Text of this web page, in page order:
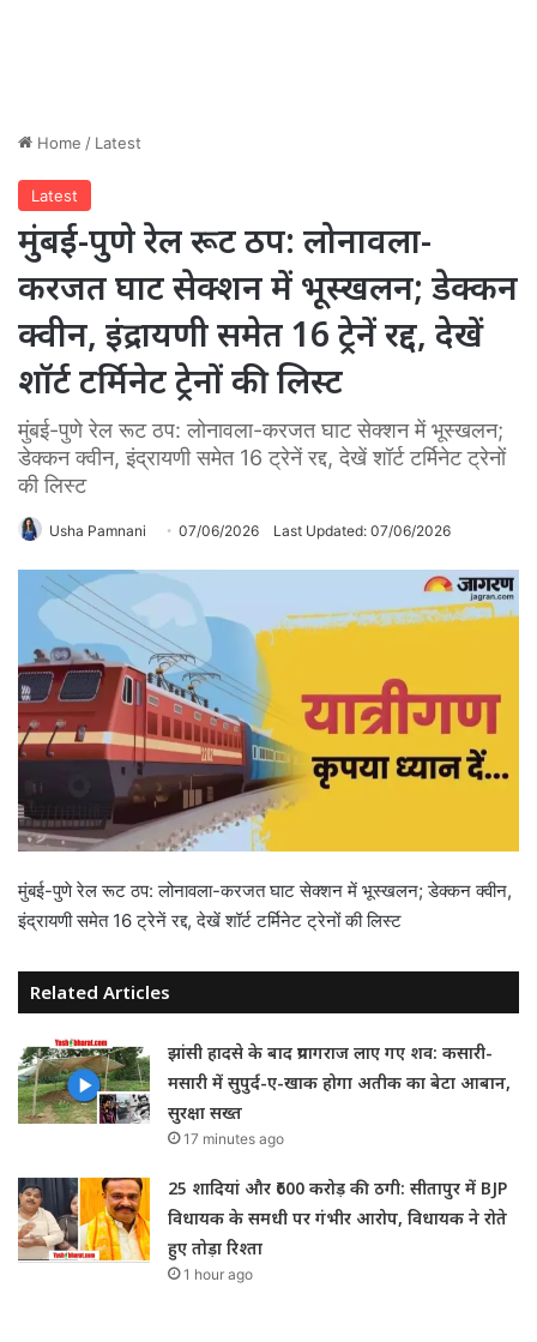
Home / Latest
Latest
मुंबई-पुणे रेल रूट ठप: लोनावला-
करजत घाट सेक्शन में भूस्खलन; डेक्कन
क्वीन, इंद्रायणी समेत 16 ट्रेनें रद्द, देखें
शॉर्ट टर्मिनेट ट्रेनों की लिस्ट
मुंबई-पुणे रेल रूट ठप: लोनावला-करजत घाट सेक्शन में भूस्खलन;
डेक्कन क्वीन, इंद्रायणी समेत 16 ट्रेनें रद्द, देखें शॉर्ट टर्मिनेट ट्रेनों
की लिस्ट
Usha Pamnani 07/06/2026 Last Updated: 07/06/2026
मुंबई-पुणे रेल रूट ठप: लोनावला-करजत घाट सेक्शन में भूस्खलन; डेक्कन क्वीन,
इंद्रायणी समेत 16 ट्रेनें रद्द, देखें शॉर्ट टर्मिनेट ट्रेनों की लिस्ट
Related Articles
झांसी हादसे के बाद प्रयागराज लाए गए शव: कसारी-
मसारी में सुपुर्द-ए-खाक होगा अतीक का बेटा आबान,
सुरक्षा सख्त
17 minutes ago
25 शादियां और ₹600 करोड़ की ठगी: सीतापुर में BJP
विधायक के समधी पर गंभीर आरोप, विधायक ने रोते
हुए तोड़ा रिश्ता
1 hour ago